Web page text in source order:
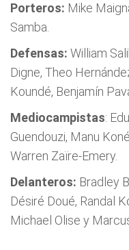
Porteros: Mike
Samba.
Defensas: William
Digne, Theo
Koundé, Benjamín
Mediocampistas:
Guendouzi, Manu
Warren Zaïre-Emery.
Delanteros: Bradley
Désiré Doué, Randal
Michael Olise y